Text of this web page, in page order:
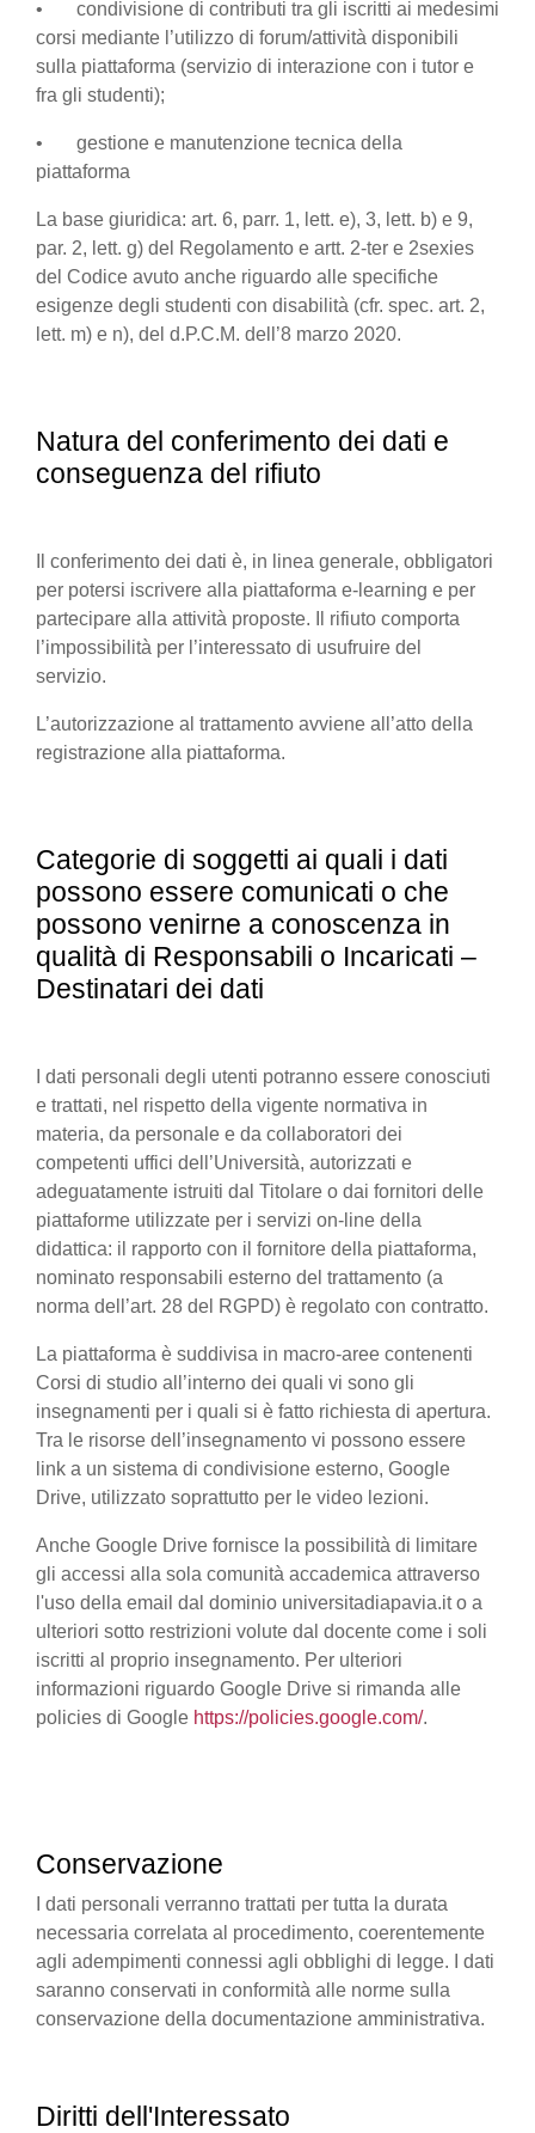
• condivisione di contributi tra gli iscritti ai medesimi
corsi mediante l’utilizzo di forum/attività disponibili
sulla piattaforma (servizio di interazione con i tutor e
fra gli studenti);
• gestione e manutenzione tecnica della
piattaforma
La base giuridica: art. 6, parr. 1, lett. e), 3, lett. b) e 9,
par. 2, lett. g) del Regolamento e artt. 2-ter e 2sexies
del Codice avuto anche riguardo alle specifiche
esigenze degli studenti con disabilità (cfr. spec. art. 2,
lett. m) e n), del d.P.C.M. dell’8 marzo 2020.
Natura del conferimento dei dati e
conseguenza del rifiuto
Il conferimento dei dati è, in linea generale, obbligatori
per potersi iscrivere alla piattaforma e-learning e per
partecipare alla attività proposte. Il rifiuto comporta
l’impossibilità per l’interessato di usufruire del
servizio.
L’autorizzazione al trattamento avviene all’atto della
registrazione alla piattaforma.
Categorie di soggetti ai quali i dati
possono essere comunicati o che
possono venirne a conoscenza in
qualità di Responsabili o Incaricati –
Destinatari dei dati
I dati personali degli utenti potranno essere conosciuti
e trattati, nel rispetto della vigente normativa in
materia, da personale e da collaboratori dei
competenti uffici dell’Università, autorizzati e
adeguatamente istruiti dal Titolare o dai fornitori delle
piattaforme utilizzate per i servizi on-line della
didattica: il rapporto con il fornitore della piattaforma,
nominato responsabili esterno del trattamento (a
norma dell’art. 28 del RGPD) è regolato con contratto.
La piattaforma è suddivisa in macro-aree contenenti
Corsi di studio all’interno dei quali vi sono gli
insegnamenti per i quali si è fatto richiesta di apertura.
Tra le risorse dell’insegnamento vi possono essere
link a un sistema di condivisione esterno, Google
Drive, utilizzato soprattutto per le video lezioni.
Anche Google Drive fornisce la possibilità di limitare
gli accessi alla sola comunità accademica attraverso
l'uso della email dal dominio universitadiapavia.it o a
ulteriori sotto restrizioni volute dal docente come i soli
iscritti al proprio insegnamento. Per ulteriori
informazioni riguardo Google Drive si rimanda alle
policies di Google https://policies.google.com/.
Conservazione
I dati personali verranno trattati per tutta la durata
necessaria correlata al procedimento, coerentemente
agli adempimenti connessi agli obblighi di legge. I dati
saranno conservati in conformità alle norme sulla
conservazione della documentazione amministrativa.
Diritti dell'Interessato